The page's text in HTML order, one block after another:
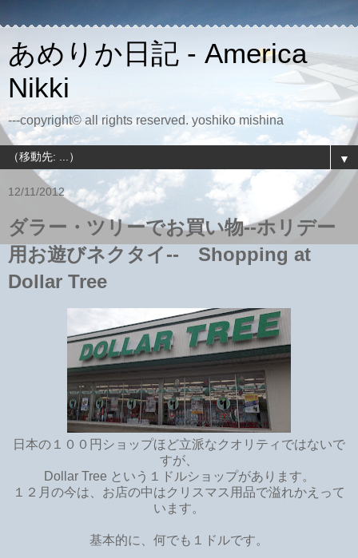
あめりか日記 - America
Nikki
---copyright© all rights reserved. yoshiko mishina
▼
12/11/2012
ダラー・ツリーでお買い物--ホリデー
用お遊びネクタイ-- Shopping at
Dollar Tree
日本の１００円ショップほど立派なクオリティではないで
すが、
Dollar Tree という１ドルショップがあります。
１２月の今は、お店の中はクリスマス用品で溢れかえって
います。
基本的に、何でも１ドルです。